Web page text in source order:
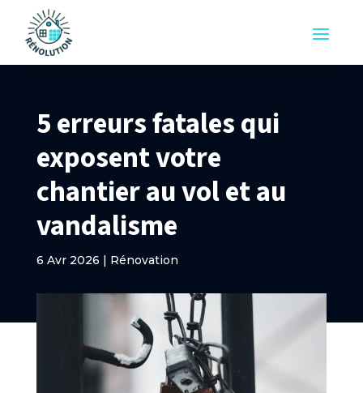
5 erreurs fatales qui
exposent votre
chantier au vol et au
vandalisme
6 Avr 2026 Rénovation